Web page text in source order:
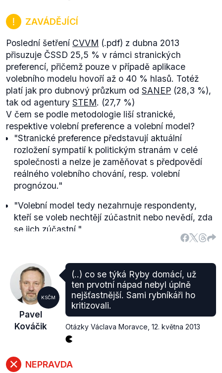
zahrnuty nebyly (je tam nenahraditelná dětská
výživa, léky a knihy). Nešlo ovšem o maximální
možné snížení.
ZAVÁDĚJÍCÍ
Poslední šetření CVVM (.pdf) z dubna 2013
přisuzuje ČSSD 25,5 % v rámci stranických
preferencí, přičemž pouze v případě aplikace
volebního modelu hovoří až o 40 % hlasů. Totéž
platí jak pro dubnový průzkum od SANEP (28,3 %),
tak od agentury STEM. (27,7 %)
V čem se podle metodologie liší stranické,
respektive volební preference a volební model?
"Stranické preference představují aktuální
rozložení sympatií k politickým stranám v celé
společnosti a nelze je zaměňovat s předpovědí
reálného volebního chování, resp. volební
prognózou."
"Volební model tedy nezahrnuje respondenty,
kteří se voleb nechtějí zúčastnit nebo nevědí, zda
se jich zúčastní."
veřejného mínění: Stranické preference a volební
model v dubnu 2013 (.pdf )
KSČM
Pavel
Kováčik
(..) co se týká Ryby domácí, už
ten prvotní nápad nebyl úplně
nejšťastnější. Sami rybníkáři ho
kritizovali.
Otázky Václava Moravce 12. května 2013
NEPRAVDA